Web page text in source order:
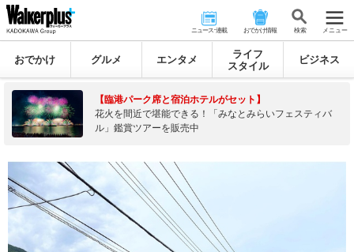
ニュース･連載 おでかけ情報 検 索 メニュー
おでかけ グルメ エンタメ
ライフ
スタイル
ビジネス
【臨港パーク席と宿泊ホテルがセット】
花火を間近で堪能できる！「みなとみらいフェスティバ
ル」鑑賞ツアーを販売中